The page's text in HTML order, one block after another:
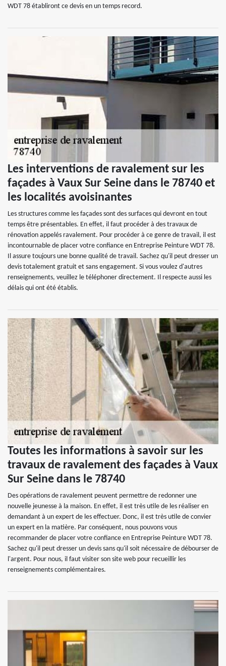
WDT 78 établiront ce devis en un temps record.
Les interventions de ravalement sur les
façades à Vaux Sur Seine dans le 78740 et
les localités avoisinantes
Les structures comme les façades sont des surfaces qui devront en tout
temps être présentables. En effet, il faut procéder à des travaux de
rénovation appelés ravalement. Pour procéder à ce genre de travail, il est
incontournable de placer votre confiance en Entreprise Peinture WDT 78.
Il assure toujours une bonne qualité de travail. Sachez qu'il peut dresser un
devis totalement gratuit et sans engagement. Si vous voulez d'autres
renseignements, veuillez le téléphoner directement. Il respecte aussi les
délais qui ont été établis.
Toutes les informations à savoir sur les
travaux de ravalement des façades à Vaux
Sur Seine dans le 78740
Des opérations de ravalement peuvent permettre de redonner une
nouvelle jeunesse à la maison. En effet, il est très utile de les réaliser en
demandant à un expert de les effectuer. Donc, il est très utile de convier
un expert en la matière. Par conséquent, nous pouvons vous
recommander de placer votre confiance en Entreprise Peinture WDT 78.
Sachez qu'il peut dresser un devis sans qu'il soit nécessaire de débourser de
l'argent. Pour nous, il faut visiter son site web pour recueillir les
renseignements complémentaires.